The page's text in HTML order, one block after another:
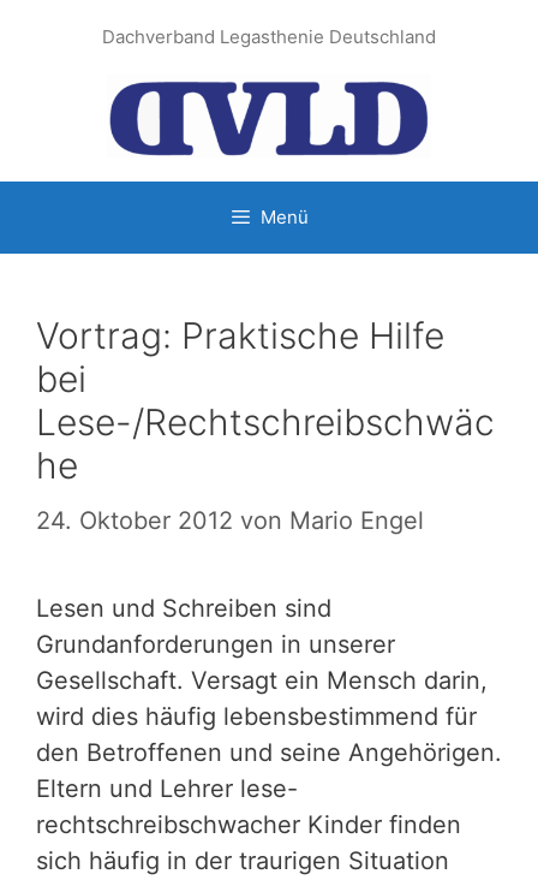
Dachverband Legasthenie Deutschland
Menü
Vortrag: Praktische Hilfe
bei
Lese-/Rechtschreibschwäc
he
24. Oktober 2012 von Mario Engel
Lesen und Schreiben sind
Grundanforderungen in unserer
Gesellschaft. Versagt ein Mensch darin,
wird dies häufig lebensbestimmend für
den Betroffenen und seine Angehörigen.
Eltern und Lehrer lese-
rechtschreibschwacher Kinder finden
sich häufig in der traurigen Situation